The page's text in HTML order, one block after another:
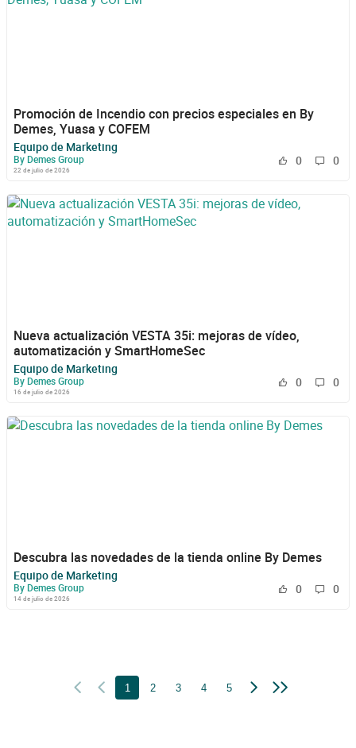
Promoción de Incendio con precios especiales en By
Demes, Yuasa y COFEM
Equipo de Marketing
By Demes Group
22 de julio de 2026
0 0
Nueva actualización VESTA 35i: mejoras de vídeo,
automatización y SmartHomeSec
Equipo de Marketing
By Demes Group
16 de julio de 2026
0 0
Descubra las novedades de la tienda online By Demes
Equipo de Marketing
By Demes Group
14 de julio de 2026
0 0
1 2 3 4 5